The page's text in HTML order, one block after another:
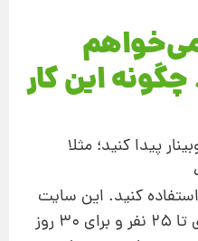
می‌خواهم
چگونه این کار
پیدا کنید؛ مثلا
استفاده کنید. این سایت
امکان رایگان برگزاری وبینارهای تا 25 نفر و برای 30 روز